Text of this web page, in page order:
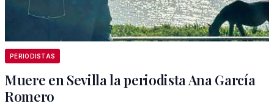
PERIODISTAS
Muere en Sevilla la periodista Ana García
Romero